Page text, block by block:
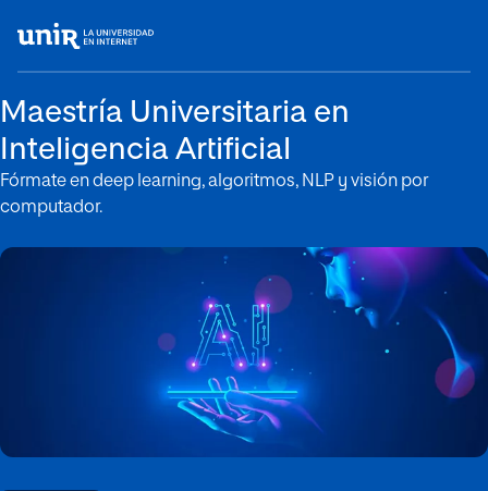
Maestría Universitaria en
Inteligencia Artificial
Fórmate en deep learning, algoritmos, NLP y visión por
computador.